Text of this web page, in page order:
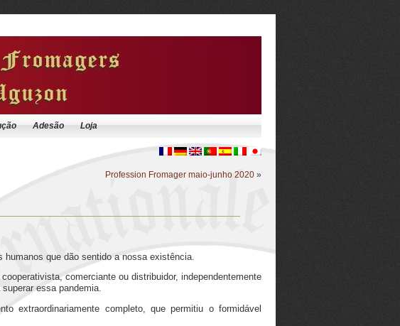
Adesão Loja
Profession Fromager maio-junho 2020 »
que dão sentido a nossa existência.
comerciante ou distribuidor, independentemente
essa pandemia.
extraordinariamente completo, que permitiu o formidável